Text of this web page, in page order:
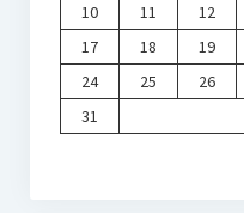
10
11 12
17
18 19
24
25 26
31